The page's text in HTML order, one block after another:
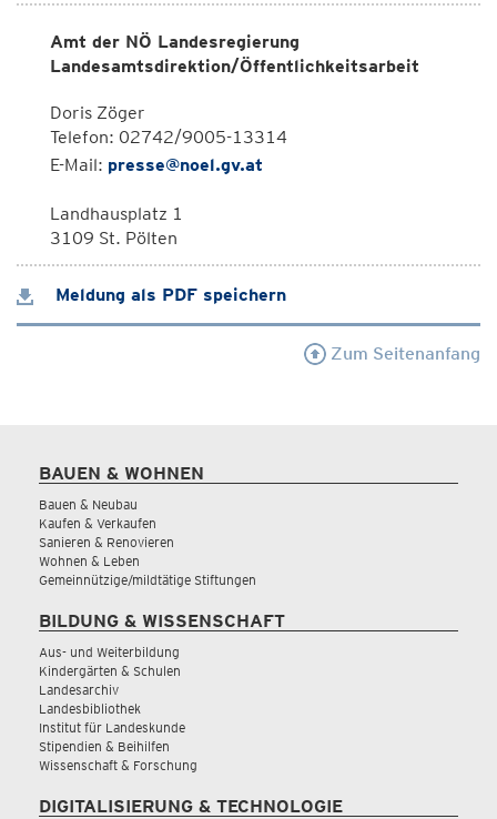
Amt der NÖ Landesregierung
Landesamtsdirektion/Öffentlichkeitsarbeit
Doris Zöger
Telefon: 02742/9005-13314
E-Mail: presse@noel.gv.at
Landhausplatz 1
3109 St. Pölten
Meldung als PDF speichern
Zum Seitenanfang
BAUEN & WOHNEN
Bauen & Neubau
Kaufen & Verkaufen
Sanieren & Renovieren
Wohnen & Leben
Gemeinnützige/mildtätige Stiftungen
BILDUNG & WISSENSCHAFT
Aus- und Weiterbildung
Kindergärten & Schulen
Landesarchiv
Landesbibliothek
Institut für Landeskunde
Stipendien & Beihilfen
Wissenschaft & Forschung
DIGITALISIERUNG & TECHNOLOGIE